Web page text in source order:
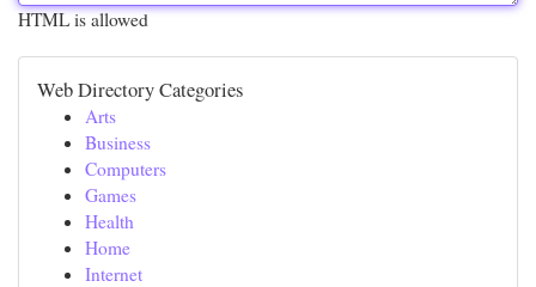
HTML is allowed
Web Directory Categories
Arts
Business
Computers
Games
Health
Home
Internet